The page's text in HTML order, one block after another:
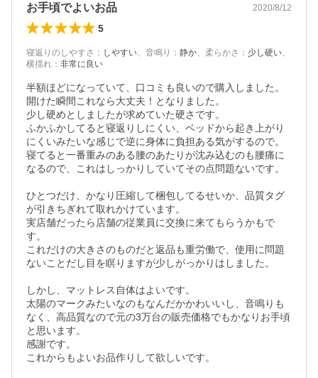
お手頃でよいお品 2020/8/12
5
寝返りのしやすさ ： しやすい、 音鳴り ： 静か、 柔らかさ ： 少し硬い、
横揺れ ： 非常に良い
半額ほどになっていて、口コミも良いので購入しました。
開けた瞬間これなら大丈夫！となりました。
少し硬めとしましたが求めていた硬さです。
ふかふかしてると寝返りしにくい、ベッドから起き上がり
にくいみたいな感じで逆に身体に負担ある気がするので。
寝てると一番重みのある腰のあたりが沈み込むのも腰痛に
なるので、これはしっかりしていてその点問題ないです。
ひとつだけ、かなり圧縮して梱包してるせいか、品質タグ
が引きちぎれて取れかけています。
実店舗だったら店舗の従業員に交換に来てもらうかもで
す。
これだけの大きさのものだと返品も重労働で、使用に問題
ないことだし目を瞑りますが少しがっかりはしました。
しかし、マットレス自体はよいです。
太陽のマークみたいなのもなんだかかわいいし、音鳴りも
なく、高品質なので元の3万台の販売価格でもかなりお手頃
と思います。
感謝です。
これからもよいお品作りして欲しいです。